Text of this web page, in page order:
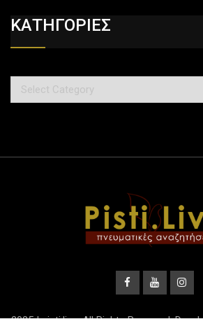
ΚΑΤΗΓΟΡΙΕΣ
2025 | pisti.live. All Rights Reserved.